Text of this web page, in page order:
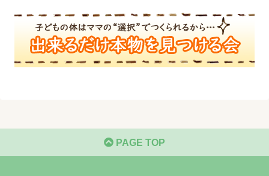
PAGE TOP